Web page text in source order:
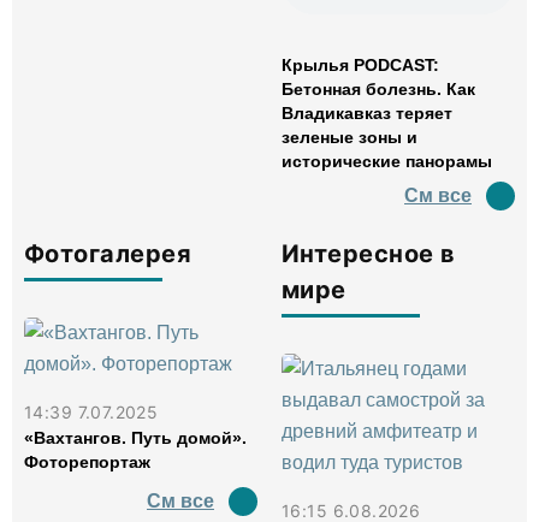
Крылья PODCAST:
Бетонная болезнь. Как
Владикавказ теряет
зеленые зоны и
исторические панорамы
См все
Фотогалерея
14:39 7.07.2025
«Вахтангов. Путь домой».
Фоторепортаж
См все
Интересное в
мире
16:15 6.08.2026